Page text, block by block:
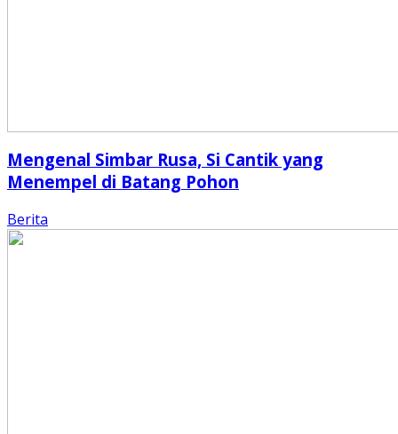
Mengenal Simbar Rusa, Si Cantik yang
Menempel di Batang Pohon
Berita